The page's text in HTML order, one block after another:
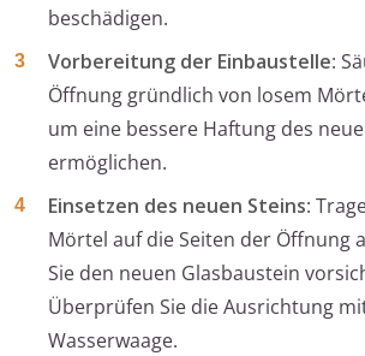
beschädigen.
Vorbereitung der Einbaustelle:
Öffnung gründlich von losem
um eine bessere Haftung des
ermöglichen.
Einsetzen des neuen Steins:
Mörtel auf die Seiten der Öffnung
Sie den neuen Glasbaustein
Überprüfen Sie die Ausrichtung
Wasserwaage.